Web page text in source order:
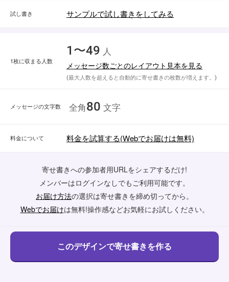
試し書き サンプルで試し書きをしてみる
1枚に収まる人数
1〜49 人
メッセージ数ごとのレイアウト見本を見る
(最大人数を超えると自動的に寄せ書きの枚数が増えます。)
メッセージの文字数 全角 80 文字
料金について 料金を試算する(Webでお届けは無料)
寄せ書きへの参加者用URLをシェアするだけ!
メンバーはログインなしでもご利用可能です。
お届け方法の選択は寄せ書きを締め切ってから。
Webでお届けは無料!操作感などお気軽にお試しください。